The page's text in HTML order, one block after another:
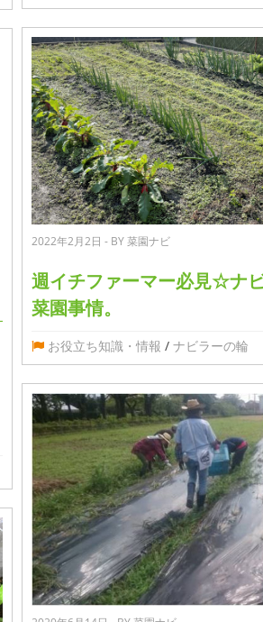
2022年2月2日 - BY 菜園ナビ
週イチファーマー必見☆ナ
菜園事情。
お役立ち知識・情報 / ナビラーの輪